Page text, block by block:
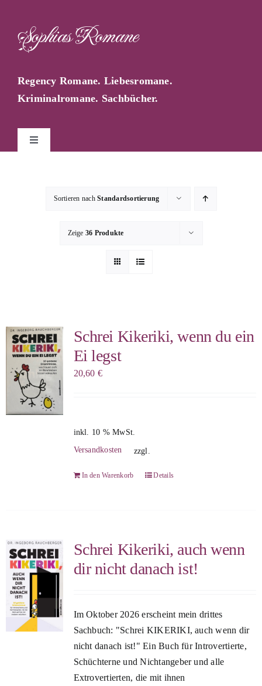
springenSophias Romane
Regency Romane. Liebesromane.
Kriminalromane. Sachbücher.
Toggle
Sophie Berg
Sophia Rauchberg
Dr. Rauchberger
WooCommerce Warenkorb
Sortieren nachStandardsortierung
Zeige 36 Produkte
Schrei Kikeriki, wenn du ein
Ei legst
20,60 €
inkl. 10 % MwSt.
zzgl.
Versandkosten
In den Warenkorb Details
Schrei Kikeriki, auch wenn
dir nicht danach ist!
Im Oktober 2026 erscheint mein drittes
Sachbuch: "Schrei KIKERIKI, auch wenn dir
nicht danach ist!" Ein Buch für Introvertierte,
Schüchterne und Nichtangeber und alle
Extrovertierten, die mit ihnen